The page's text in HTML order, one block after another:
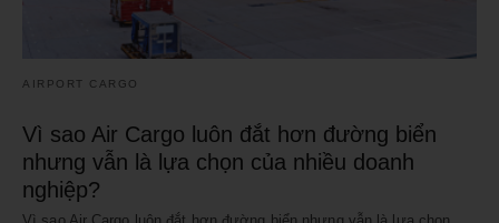
AIRPORT CARGO
Vì sao Air Cargo luôn đắt hơn đường biển
nhưng vẫn là lựa chọn của nhiều doanh
nghiệp?